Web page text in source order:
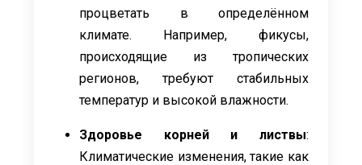
процветать в определённом
климате. Например, фикусы,
происходящие из тропических
регионов, требуют стабильных
температур и высокой влажности.
Здоровье корней и листвы:
Климатические изменения, такие как